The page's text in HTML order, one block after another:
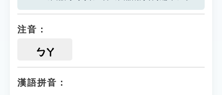
注音：
ㄅㄚ
漢語拼音：